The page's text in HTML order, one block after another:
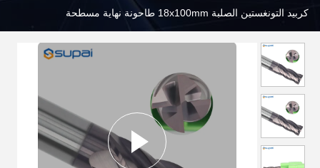
كربيد التونغستين الصلبة 18x100mm طاحونة نهاية مسطحة